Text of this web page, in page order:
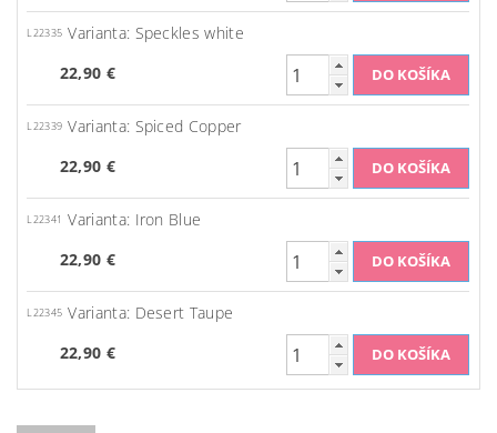
L22335 Varianta: Speckles white
22,90 €
L22339 Varianta: Spiced Copper
22,90 €
L22341
Varianta: Iron Blue
22,90 €
L22345 Varianta: Desert Taupe
22,90 €